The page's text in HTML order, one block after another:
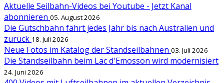
Aktuelle Seilbahn-Videos bei Youtube - Jetzt Kanal
abonnieren 05. August 2026
Die Gütschbahn fährt jedes Jahr bis nach Australien und
zurück 18. Juli 2026
Neue Fotos im Katalog der Standseilbahnen 03. Juli 2026
Die Standseilbahn beim Lac d'Emosson wird modernisiert
24. Juni 2026